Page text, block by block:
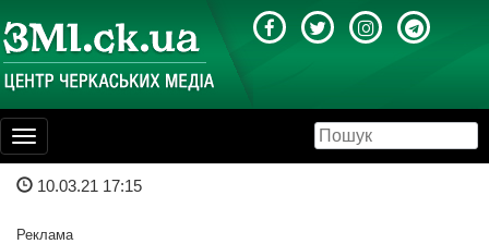
Toggle
navigation
10.03.21 17:15
Реклама